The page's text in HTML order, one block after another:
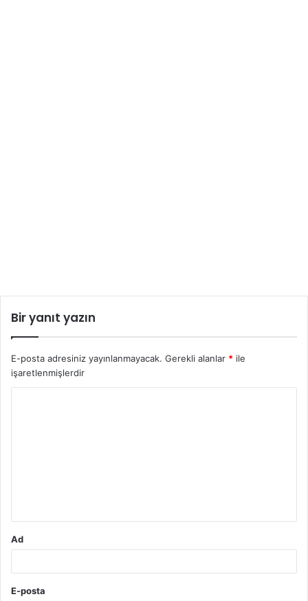
Bir yanıt yazın
E-posta adresiniz yayınlanmayacak. Gerekli alanlar * ile
işaretlenmişlerdir
Ad
E-posta